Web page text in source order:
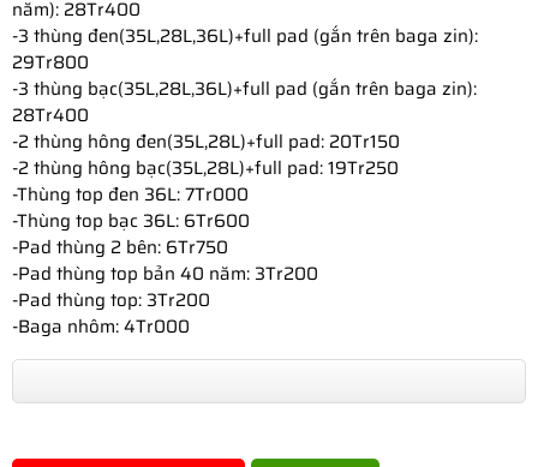
năm): 28Tr400
-3 thùng đen(35L,28L,36L)+full pad (gắn trên baga zin):
29Tr800
-3 thùng bạc(35L,28L,36L)+full pad (gắn trên baga zin):
28Tr400
-2 thùng hông đen(35L,28L)+full pad: 20Tr150
-2 thùng hông bạc(35L,28L)+full pad: 19Tr250
-Thùng top đen 36L: 7Tr000
-Thùng top bạc 36L: 6Tr600
-Pad thùng 2 bên: 6Tr750
-Pad thùng top bản 40 năm: 3Tr200
-Pad thùng top: 3Tr200
-Baga nhôm: 4Tr000